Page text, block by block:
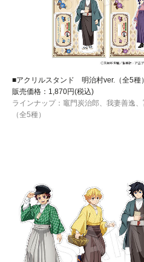
■アクリルスタンド 明治村ver.（全5種）
販売価格：1,870円(税込)
ラインナップ：竈門炭治郎、我妻善逸
（全5種）